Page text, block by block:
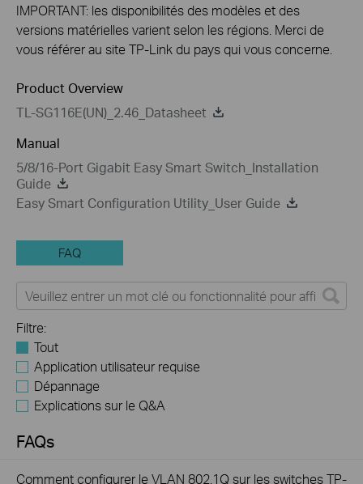
IMPORTANT: les disponibilités des modèles et des
versions matérielles varient selon les régions. Merci de
vous référer au site TP-Link du pays qui vous concerne.
Product Overview
TL-SG116E(UN)_2.46_Datasheet
Manual
5/8/16-Port Gigabit Easy Smart Switch_Installation
Guide
Easy Smart Configuration Utility_User Guide
FAQ
Filtre:
Tout
Application utilisateur requise
Dépannage
Explications sur le Q&A
FAQs
Comment configurer le VLAN 802.1Q sur les switches TP-